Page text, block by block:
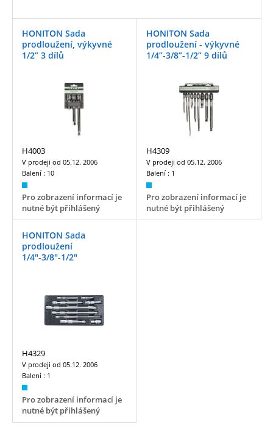
HONITON Sada
prodloužení, výkyvné
1/2” 3 dílů
H4003
V prodeji od 05.12. 2006
Balení : 10
Pro zobrazení informací je
nutné být přihlášený
HONITON Sada
prodloužení - výkyvné
1/4”-3/8”-1/2” 9 dílů
H4309
V prodeji od 05.12. 2006
Balení : 1
Pro zobrazení informací je
nutné být přihlášený
HONITON Sada
prodloužení
1/4"-3/8"-1/2"
H4329
V prodeji od 05.12. 2006
Balení : 1
Pro zobrazení informací je
nutné být přihlášený